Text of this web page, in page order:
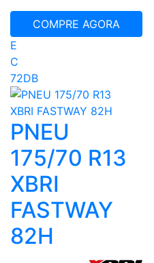
COMPRE AGORA
E
C
72DB
PNEU
175/70 R13
XBRI
FASTWAY
82H